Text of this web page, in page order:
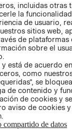
AVISO DE
PRIVACIDAD
GIFT CARD
AVISO DE
incluidas otras
la
de usuario,
sitios web,
de plataformas
sobre el
está de acuerdo
como
se
de contenido y
de cookies y
aviso de cookies
compartido de datos